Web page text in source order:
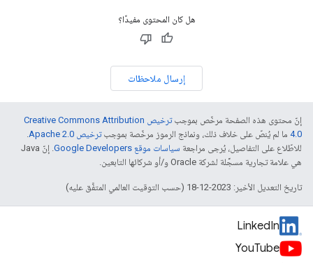
هل كان المحتوى مفيدًا؟
إرسال ملاحظات
إنّ محتوى هذه الصفحة مرخّص بموجب
ترخيص Creative Commons Attribution
4.0‏ ما لم يُنصّ على خلاف ذلك، ونماذج الرموز مرخّصة بموجبترخيص Apache 2.0‏
.
للاطّلاع على التفاصيل، يُرجى مراجعة سياسات موقع Google Developers‏
. إنّ Java
هي علامة تجارية مسجَّلة لشركة Oracle و/أو شركائها التابعين.
تاريخ التعديل الأخير: 2023-12-18 (حسب التوقيت العالمي المتفَّق عليه)
LinkedIn
YouTube